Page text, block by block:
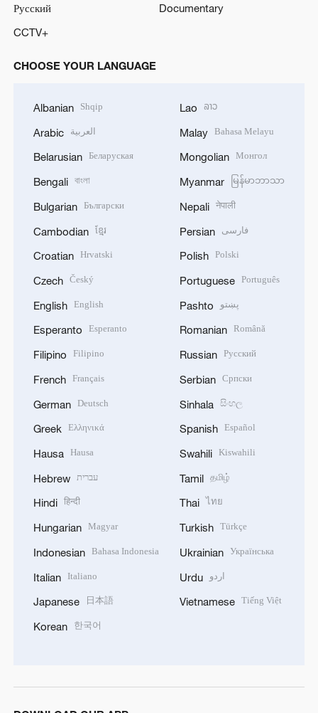
Русский
Documentary
CCTV+
CHOOSE YOUR LANGUAGE
Albanian Shqip
Arabic العربية
Belarusian Беларуская
Bengali বাংলা
Bulgarian Български
Cambodian ខ្មែរ
Croatian Hrvatski
Czech Český
English English
Esperanto Esperanto
Filipino Filipino
French Français
German Deutsch
Greek Ελληνικά
Hausa Hausa
Hebrew עברית
Hindi हिन्दी
Hungarian Magyar
Indonesian Bahasa Indonesia
Italian Italiano
Japanese 日本語
Korean 한국어
Lao ລາວ
Malay Bahasa Melayu
Mongolian Монгол
Myanmar မြန်မာဘာသာ
Nepali नेपाली
Persian فارسی
Polish Polski
Portuguese Português
Pashto پښتو
Romanian Română
Russian Русский
Serbian Српски
Sinhala සිංහල
Spanish Español
Swahili Kiswahili
Tamil தமிழ்
Thai ไทย
Turkish Türkçe
Ukrainian Українська
Urdu اردو
Vietnamese Tiếng Việt